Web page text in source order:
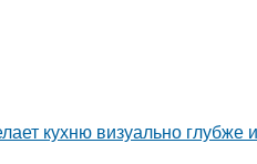
кухню визуально глубже и